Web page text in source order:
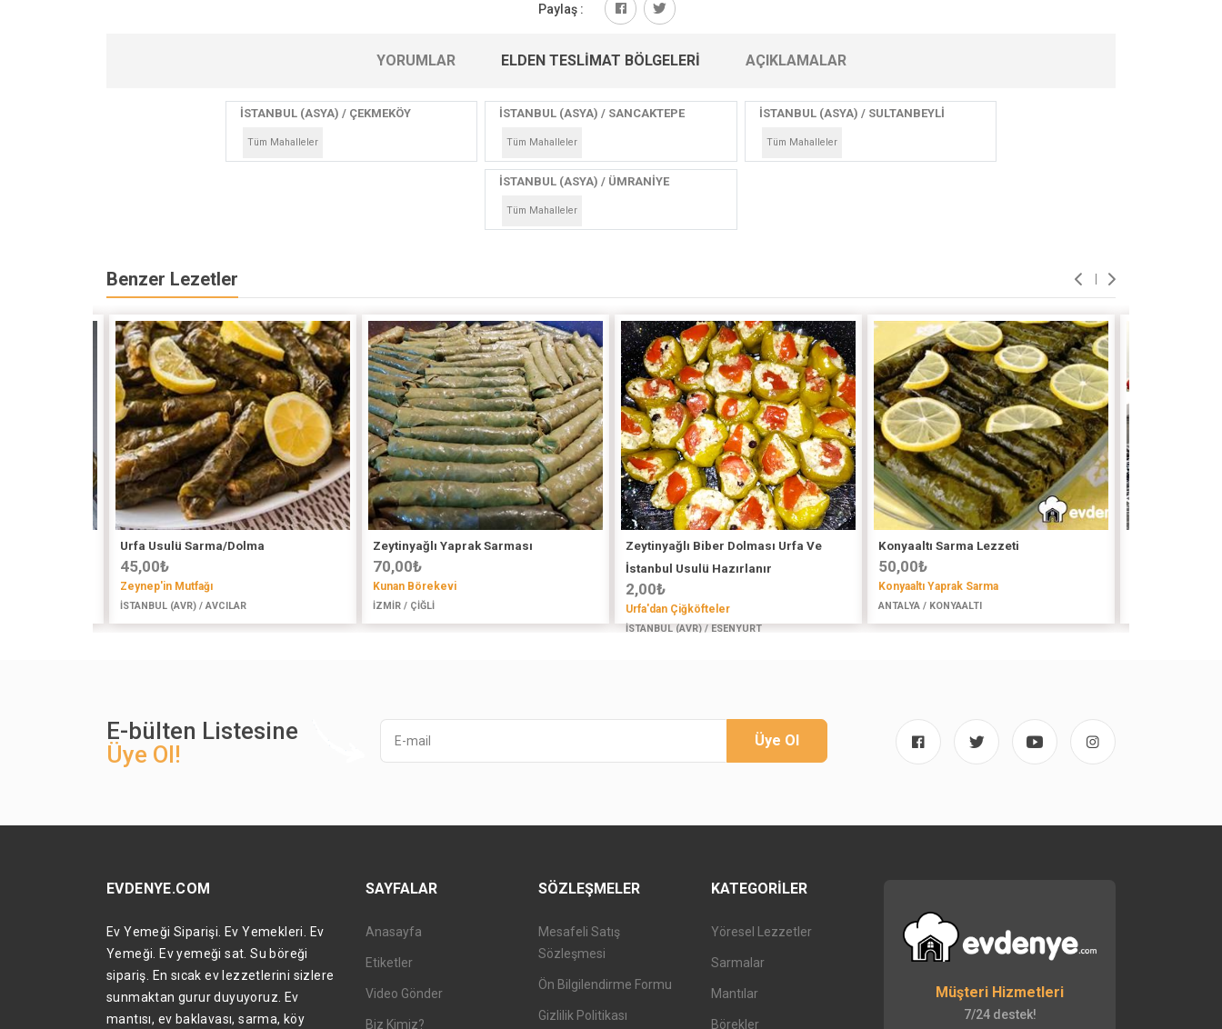
Paylaş :
YORUMLAR ELDEN TESLIMAT BÖLGELERI AÇIKLAMALAR
İSTANBUL (ASYA) / ÇEKMEKÖY
Tüm Mahalleler
İSTANBUL (ASYA) / SANCAKTEPE
Tüm Mahalleler
İSTANBUL (ASYA) / SULTANBEYLİ
Tüm Mahalleler
İSTANBUL (ASYA) / ÜMRANİYE
Tüm Mahalleler
Benzer Lezetler
Urfa Usulü Sarma/Dolma
45,00₺
Zeynep'in Mutfağı
İSTANBUL (AVR) / AVCILAR
Zeytinyağlı Yaprak Sarması
70,00₺
Kunan Börekevi
İZMİR / ÇİĞLİ
Zeytinyağlı Biber Dolması Urfa Ve
İstanbul Usulü Hazırlanır
2,00₺
Urfa'dan Çiğköfteler
İSTANBUL (AVR) / ESENYURT
Konyaaltı Sarma Lezzeti
50,00₺
Konyaaltı Yaprak Sarma
ANTALYA / KONYAALTI
E-bülten Listesine
Üye Ol!
Üye Ol
EVDENYE.COM
Ev Yemeği Siparişi. Ev Yemekleri. Ev
Yemeği. Ev yemeği sat. Su böreği
sipariş. En sıcak ev lezzetlerini sizlere
sunmaktan gurur duyuyoruz. Ev
mantısı, ev baklavası, sarma, köy
SAYFALAR
Anasayfa
Etiketler
Video Gönder
Biz Kimiz?
SÖZLEŞMELER
Mesafeli Satış
Sözleşmesi
Ön Bilgilendirme Formu
Gizlilik Politikası
KATEGORILER
Yöresel Lezzetler
Sarmalar
Mantılar
Börekler
Müşteri Hizmetleri
7/24 destek!